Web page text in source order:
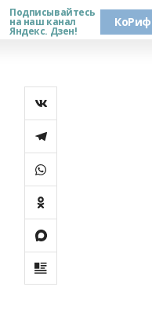
Подписывайтесь
на наш канал
Яндекс. Дзен!